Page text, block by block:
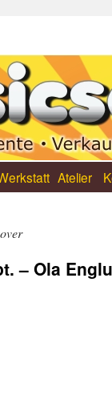
Atelier
– Ola